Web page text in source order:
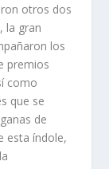
otros dos
la gran
los
premios
como
que se
de
esta índole,